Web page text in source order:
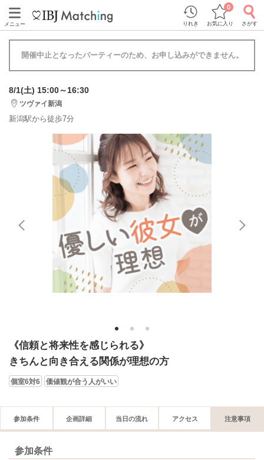
メニュー りれき お気に入り
0
さがす
開催中止となったパーティーのため、お申し込みができません。
8/1(土) 15:00～16:30
ツヴァイ新潟
新潟駅から徒歩7分
1 2 3
《信頼と将来性を感じられる》
きちんと向き合える関係が理想の方
個室6対6 価値観が合う人がいい
参加条件 企画詳細 当日の流れ アクセス 注意事項
参加条件